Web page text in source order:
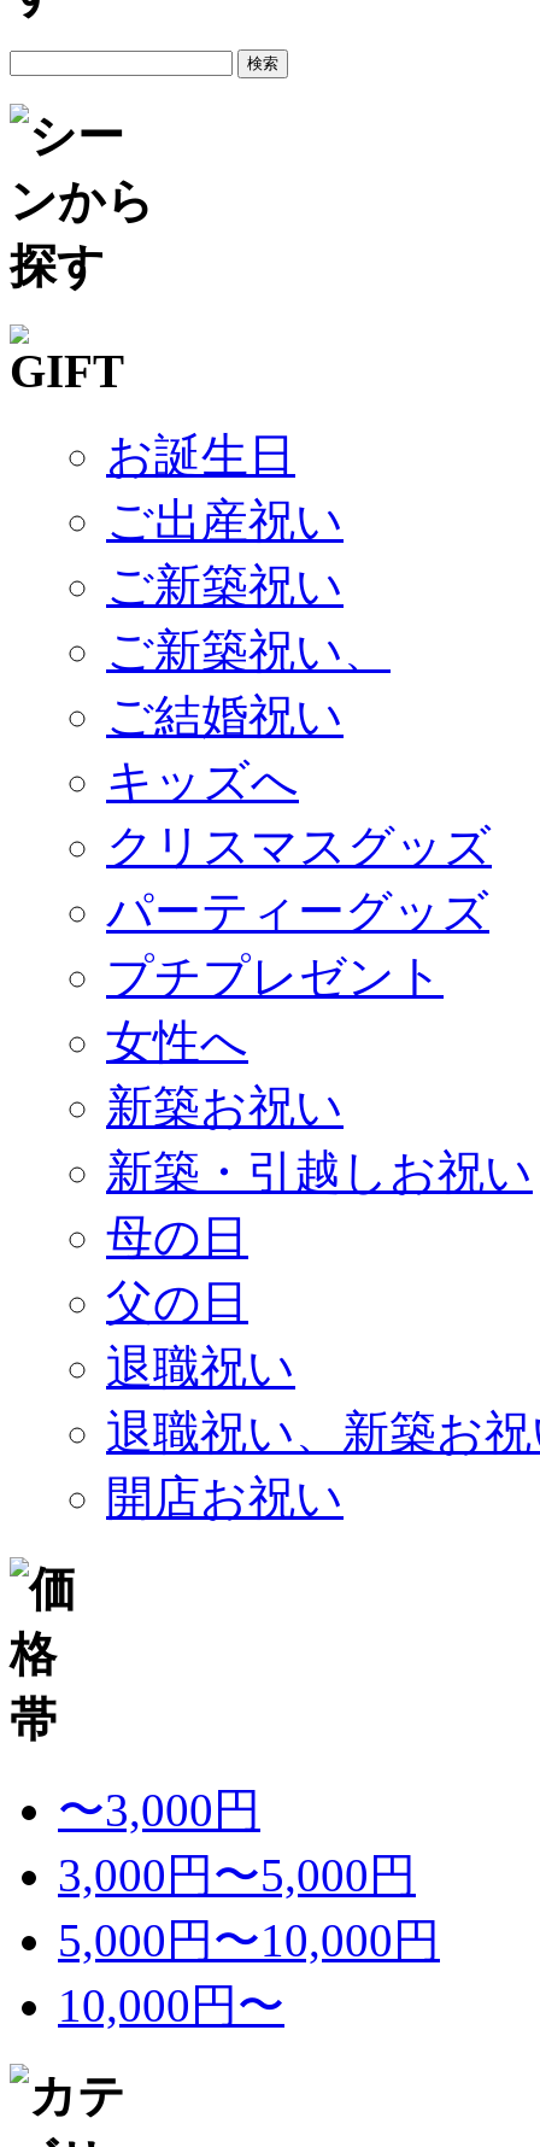
お誕生日
ご出産祝い
ご新築祝い
ご新築祝い、
ご結婚祝い
キッズへ
クリスマスグッズ
パーティーグッズ
プチプレゼント
女性へ
新築お祝い
新築・引越しお祝い
母の日
父の日
退職祝い
退職祝い、新築お
開店お祝い
〜3,000円
3,000円〜5,000円
5,000円〜10,000円
10,000円〜